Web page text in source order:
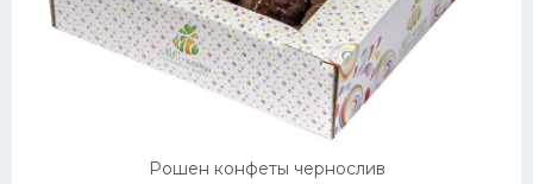
Рошен конфеты чернослив